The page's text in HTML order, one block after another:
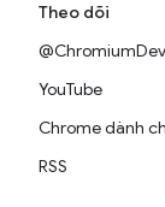
Theo dõi
YouTube
Chrome dành
RSS